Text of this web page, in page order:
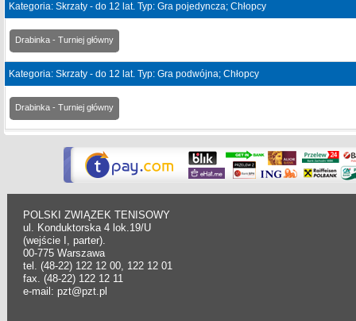
Kategoria: Skrzaty - do 12 lat. Typ: Gra pojedyncza; Chłopcy
Drabinka - Turniej główny
Kategoria: Skrzaty - do 12 lat. Typ: Gra podwójna; Chłopcy
Drabinka - Turniej główny
POLSKI ZWIĄZEK TENISOWY
ul. Konduktorska 4 lok.19/U
(wejście I, parter).
00-775 Warszawa
tel. (48-22) 122 12 00, 122 12 01
fax. (48-22) 122 12 11
e-mail: pzt@pzt.pl